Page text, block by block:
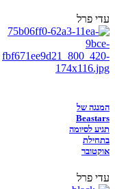
עדי פרל
המנגה של
Beastars
תגיע לסיומה
בתחילת
אוקטובר
עדי פרל